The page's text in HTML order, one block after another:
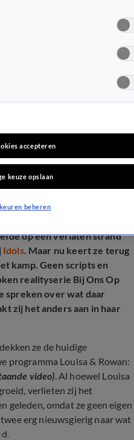
voor
op een verlaten strand
Idols. Maar nu keert ze terug
kamp. Geen scripts en
realityserie Bij Ons Op
spreken over wat daar
zij het anders aan in haar
ze de huidige
programma Louisa & Rowan:
video). Al hoewel Louisa
verlieten zij het
geleden, omdat ze geen eigen
erg nieuwsgierig naar wat
Op het Kamp
accepteren
keuze opslaan
beheren